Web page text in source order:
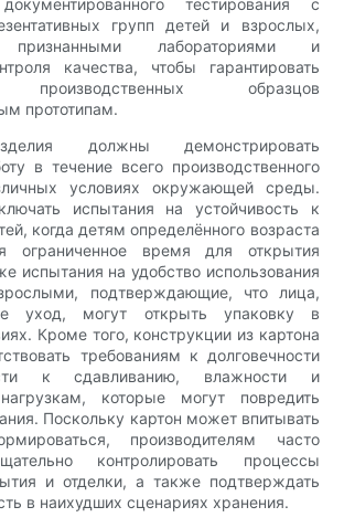
тестирования с
групп детей и взрослых,
признанными лабораториями и
качества, чтобы гарантировать
производственных образцов
прототипам.
должны демонстрировать
в течение всего производственного
условиях окружающей среды.
испытания на устойчивость к
когда детям определённого возраста
ограниченное время для открытия
испытания на удобство использования
подтверждающие, что лица,
уход, могут открыть упаковку в
Кроме того, конструкции из картона
требованиям к долговечности
к сдавливанию, влажности и
которые могут повредить
Поскольку картон может впитывать
производителям часто
контролировать процессы
и отделки, а также подтверждать
в наихудших сценариях хранения.